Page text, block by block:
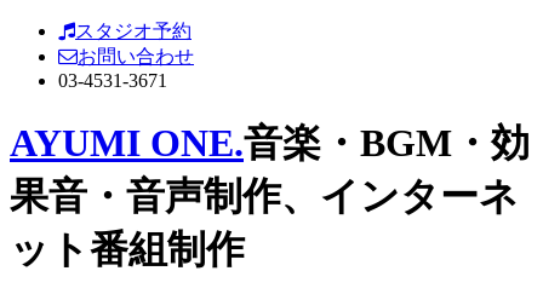
スタジオ予約
お問い合わせ
03-4531-3671
AYUMI ONE.音楽・BGM・効
果音・音声制作、インターネ
ット番組制作